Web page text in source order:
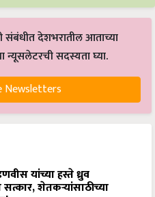
देशभरातील आताच्या
न्यूसलेटरची सदस्यता घ्या.
Newsletters
यांच्या हस्ते ध्रुव
शेतकऱ्यांसाठीच्या